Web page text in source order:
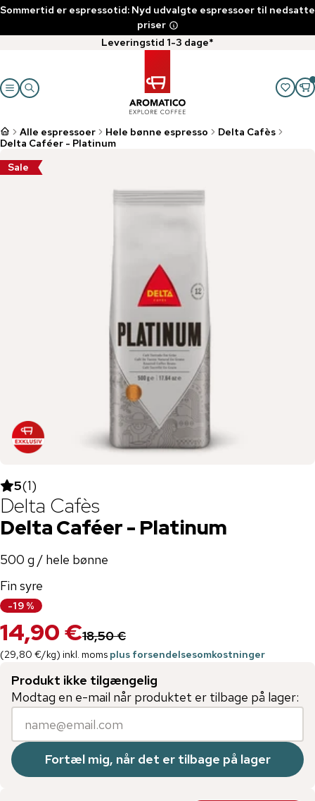
Sommertid er espressotid: Nyd udvalgte espressoer til nedsatte
priser
Leveringstid 1-3 dage*
Alle espressoer Hele bønne espresso
Delta Cafès
Delta Caféer - Platinum
Sale
5(1)
Delta Cafès
Delta Caféer - Platinum
500 g / hele bønne
Fin syre
-19%
14,90 €18,50 €
(29,80 €/kg) inkl. moms plus forsendelsesomkostninger
Produkt ikke tilgængelig
Modtag en e-mail når produktet er tilbage på lager:
Fortæl mig, når det er tilbage på lager